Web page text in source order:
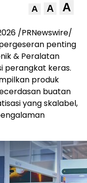
A A A
/PRNewswire/
penting
& Peralatan
perangkat keras.
produk
buatan
yang skalabel,